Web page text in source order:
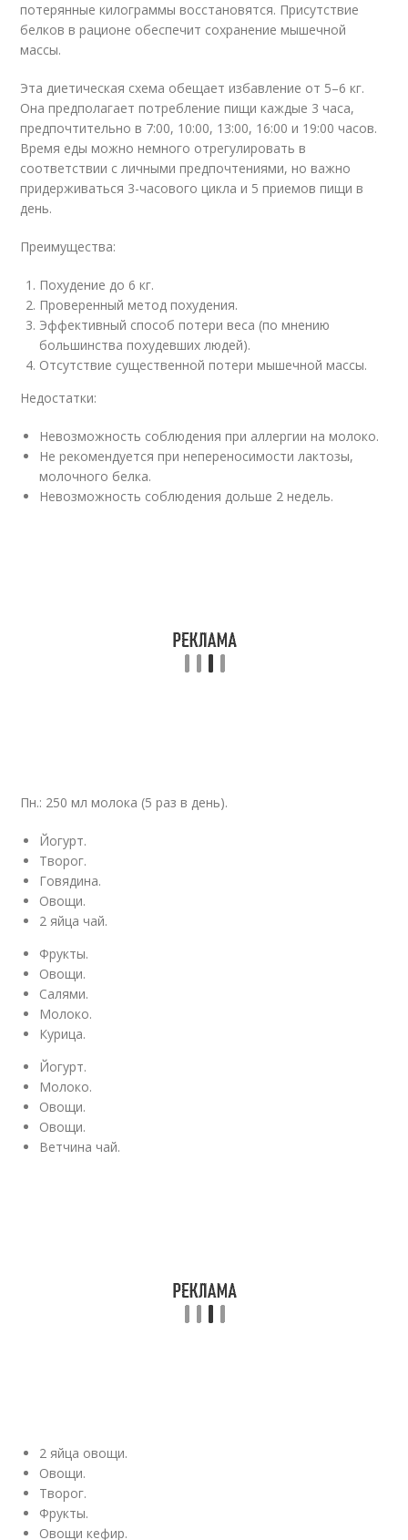
потерянные килограммы восстановятся. Присутствие
белков в рационе обеспечит сохранение мышечной
массы.
Эта диетическая схема обещает избавление от 5–6 кг.
Она предполагает потребление пищи каждые 3 часа,
предпочтительно в 7:00, 10:00, 13:00, 16:00 и 19:00 часов.
Время еды можно немного отрегулировать в
соответствии с личными предпочтениями, но важно
придерживаться 3-часового цикла и 5 приемов пищи в
день.
Преимущества:
Похудение до 6 кг.
Проверенный метод похудения.
Эффективный способ потери веса (по мнению
большинства похудевших людей).
Отсутствие существенной потери мышечной массы.
Недостатки:
Невозможность соблюдения при аллергии на молоко.
Не рекомендуется при непереносимости лактозы,
молочного белка.
Невозможность соблюдения дольше 2 недель.
Пн.: 250 мл молока (5 раз в день).
Йогурт.
Творог.
Говядина.
Овощи.
2 яйца чай.
Фрукты.
Овощи.
Салями.
Молоко.
Курица.
Йогурт.
Молоко.
Овощи.
Овощи.
Ветчина чай.
2 яйца овощи.
Овощи.
Творог.
Фрукты.
Овощи кефир.